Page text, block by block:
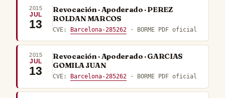
2015
JUL
13
Revocación · Apoderado · PEREZ
ROLDAN MARCOS
CVE: Barcelona-285262 · BORME PDF oficial
2015
JUL
13
Revocación · Apoderado · GARCIAS
GOMILA JUAN
CVE: Barcelona-285262 · BORME PDF oficial